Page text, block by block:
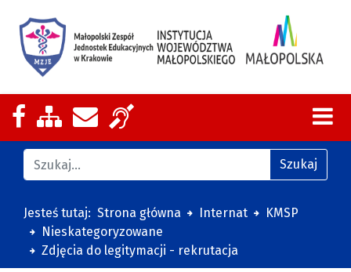
Nasza strona na Facebooku
Zobacz mapę strony
Wyślij emailZakres działalności z tłumaczeniem
Jesteś tutaj: Strona główna Internat
KMSP
Nieskategoryzowane
Zdjęcia do legitymacji - rekrutacja
Znajdź na stronie Szukaj